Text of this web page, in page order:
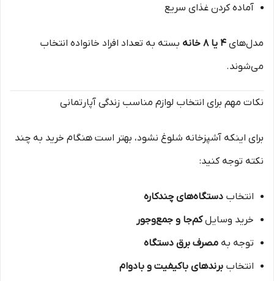
آماده کردن غذای سریع
مدل‌های ۴ یا ۸ خانه
بسته به تعداد افراد خانواده انتخاب
می‌شوند.
نکات مهم برای انتخاب لوازم مناسب زندگی آپارتمانی
برای اینکه آشپزخانه شلوغ نشود، بهتر است هنگام خرید به چند
نکته توجه کنید:
انتخاب دستگاه‌های چندکاره
خرید وسایلکم‌جا و جمع‌وجور
توجه به مصرف برق دستگاه
انتخاب برندهای باکیفیت و بادوام